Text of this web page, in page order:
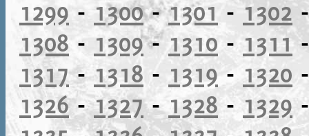
1299 - 1300-1301 -1302
1308 - 1309-1310- 1311
1317-1318 - 1319- 1320
1326-1327-1328-1329